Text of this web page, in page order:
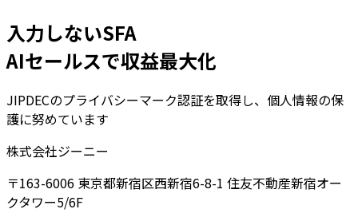
入力しないSFA
AIセールスで収益最大化
JIPDECのプライバシーマーク認証を取得し、個人情報の保
護に努めています
株式会社ジーニー
〒163-6006 東京都新宿区西新宿6-8-1 住友不動産新宿オー
クタワー5/6F